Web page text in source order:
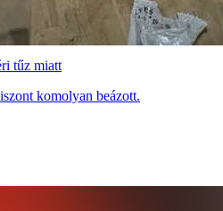
tűz miatt
komolyan beázott.